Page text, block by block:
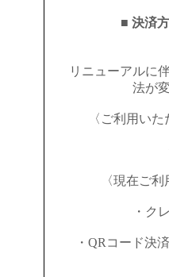
■ 決済
リニューアルに
法が
〈ご利用い
〈現在ご
・ク
・QRコード決